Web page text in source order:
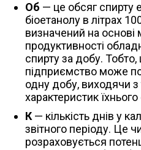
Об — це обсяг спирту
біоетанолу в літрах
визначений на основі
продуктивності
спирту за добу.
підприємство може
одну добу, виходячи з
характеристик
К— кількість днів у
звітного періоду. Це
розраховується